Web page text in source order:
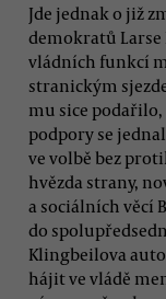
Jde jednak o již
demokratů
vládních funkcí
stranickým
mu sice
podpory se
ve volbě bez
hvězda strany,
a sociálních věcí
do
Klingbeilova
hájit ve vládě